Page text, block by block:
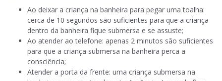
Ao deixar a criança na banheira para pegar uma toalha:
cerca de 10 segundos são suficientes para que a criança
dentro da banheira fique submersa e se assuste;
Ao atender ao telefone: apenas 2 minutos são suficientes
para que a criança submersa na banheira perca a
consciência;
Atender a porta da frente: uma criança submersa na